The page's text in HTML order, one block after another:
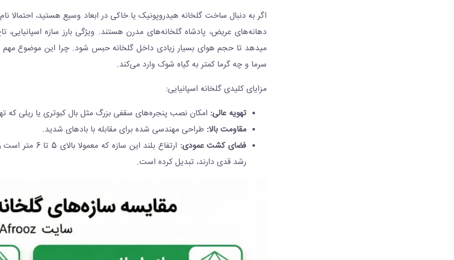
اگر به دنبال ساخت گلخانه هیدروپونیک یا خاکی در ابعاد وسیع هستید، احتمالا نام
دهانه‌های عریض، پادشاه گلخانه‌های مدرن هستند. ویژگی بارز سازه اسپانیایی،
میدهد تا حجم هوای بسیار زیادی داخل گلخانه حبس شود. چرا این موضوع
سرما و چه گرما کمتر به گیاه شوک وارد می‌کند.
مزایای کلیدی گلخانه اسپانیایی:
تهویه عالی: امکان نصب پنجره‌های سقفی بزرگ مثل بال کبوتری یا ریلی که
مقاومت بالا: طراحی مهندسی شده برای مقابله با بادهای شدید.
فضای کشت عمودی:
ارتفاع بلند
رشد قدی دارند، تبدیل کرده است.